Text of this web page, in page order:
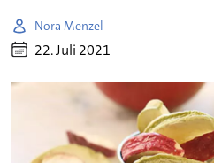
Nora Menzel
22. Juli 2021